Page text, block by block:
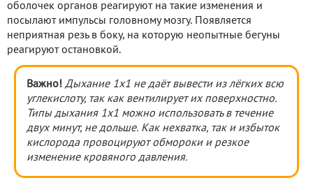
оболочек органов реагируют на такие изменения и
посылают импульсы головному мозгу. Появляется
неприятная резь в боку, на которую неопытные бегуны
реагируют остановкой.
Важно! Дыхание 1х1 не даёт вывести из лёгких всю
углекислоту, так как вентилирует их поверхностно.
Типы дыхания 1х1 можно использовать в течение
двух минут, не дольше. Как нехватка, так и избыток
кислорода провоцируют обмороки и резкое
изменение кровяного давления.